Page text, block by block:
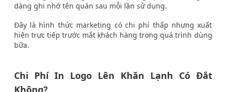
dàng ghi nhớ tên quán sau mỗi lần sử dụng.
Đây là hình thức marketing có chi phí thấp nhưng xuất
hiện trực tiếp trước mắt khách hàng trong quá trình dùng
bữa.
Chi Phí In Logo Lên Khăn Lạnh Có Đắt
Không?